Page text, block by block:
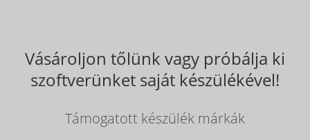
Vásároljon tőlünk vagy próbálja ki
szoftverünket saját készülékével!
Támogatott készülék márkák